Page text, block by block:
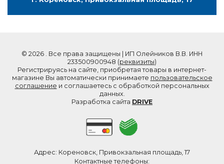
© 2026 . Все права защищены | ИП Олейников В.В. ИНН
233500900948 (реквизиты)
Регистрируясь на сайте, приобретая товары в интернет-
магазине Вы автоматически принимаете пользовательское
соглашение и соглашаетесь с обработкой персональных
данных.
Разработка сайта DRIVE
Адрес: Кореновск, Привокзальная площадь, 17
Контактные телефоны: